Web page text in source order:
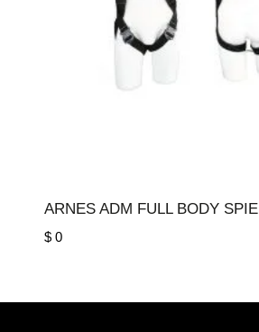
ARNES ADM FULL BODY SPIE
$0